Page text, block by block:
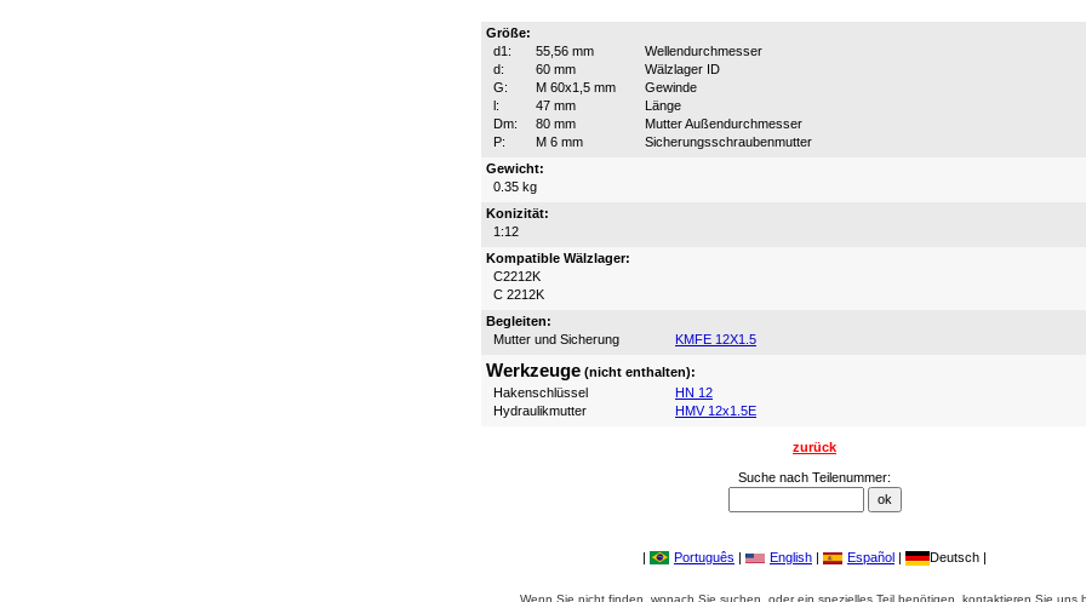
Größe:
d1:
55,56 mm
Wellendurchmesser
d:
60 mm
Wälzlager ID
G:
M 60x1,5 mm
Gewinde
l:
47 mm
Länge
Dm:
80 mm
Mutter Außendurchmesser
P:
M 6 mm
Sicherungsschraubenmutter
Gewicht:
0.35 kg
Konizität:
1:12
Kompatible Wälzlager:
C2212K
C 2212K
Begleiten:
Mutter und Sicherung
KMFE 12X1.5
Werkzeuge (nicht enthalten):
Hakenschlüssel
HN 12
Hydraulikmutter
HMV 12x1.5E
zurück
Suche nach Teilenummer:
| Português | English | Español | Deutsch |
Wenn Sie nicht finden, wonach Sie suchen, oder ein spezielles Teil benötigen, kontaktieren Sie uns